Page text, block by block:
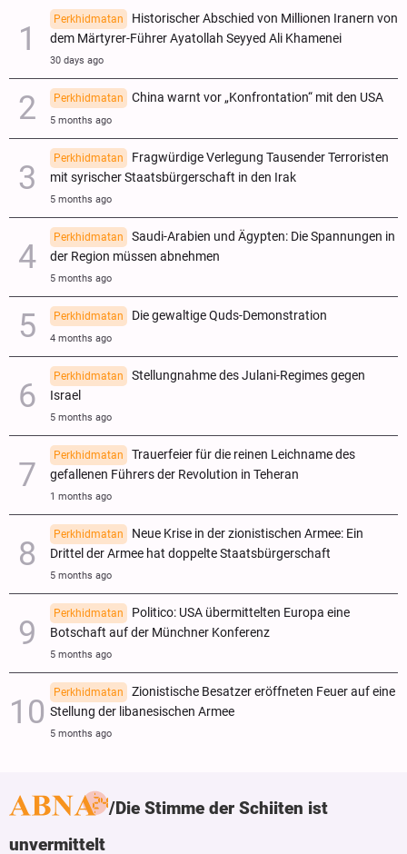
Perkhidmatan
Historischer Abschied von Millionen Iranern von
dem Märtyrer-Führer Ayatollah Seyyed Ali Khamenei
30 days ago
Perkhidmatan China warnt vor „Konfrontation“ mit den USA
5 months ago
Perkhidmatan
Fragwürdige Verlegung Tausender Terroristen
mit syrischer Staatsbürgerschaft in den Irak
5 months ago
Perkhidmatan
Saudi-Arabien und Ägypten: Die Spannungen in
der Region müssen abnehmen
5 months ago
Perkhidmatan Die gewaltige Quds-Demonstration
4 months ago
Perkhidmatan
Stellungnahme des Julani-Regimes gegen
Israel
5 months ago
Perkhidmatan
Trauerfeier für die reinen Leichname des
gefallenen Führers der Revolution in Teheran
1 months ago
Perkhidmatan
Neue Krise in der zionistischen Armee: Ein
Drittel der Armee hat doppelte Staatsbürgerschaft
5 months ago
Perkhidmatan
Politico: USA übermittelten Europa eine
Botschaft auf der Münchner Konferenz
5 months ago
Perkhidmatan
Zionistische Besatzer eröffneten Feuer auf eine
Stellung der libanesischen Armee
5 months ago
Die Stimme der Schiiten ist
unvermittelt